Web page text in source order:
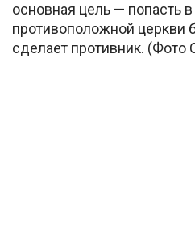
основная цель — попасть
противоположной церкви
сделает противник. (Фото